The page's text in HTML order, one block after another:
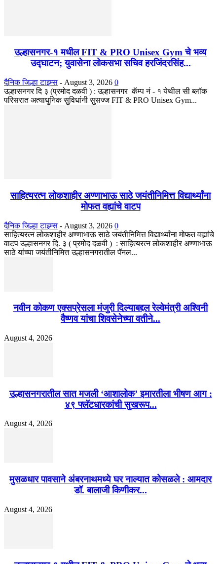
उल्हासनगर-१ मधील FIT & PRO Unisex Gym चे भव्य
उद्घाटन; युवासेना लोकसभा सचिव हरजिंदरसिंह...
दैनिक जिल्हा टाइम्स - August 3, 2026 0
उल्हासनगर दि ३ (प्रमोद दळवी ) : उल्हासनगर कॅम्प नं - १ येथील सी ब्लॉक
परिसरात अत्याधुनिक सुविधांनी सुसज्ज FIT & PRO Unisex Gym...
साहित्यरत्न लोकशाहीर अण्णाभाऊ साठे जयंतीनिमित्त विद्यार्थ्यांना
मोफत वह्यांचे वाटप
दैनिक जिल्हा टाइम्स - August 3, 2026 0
साहित्यरत्न लोकशाहीर अण्णाभाऊ साठे जयंतीनिमित्त विद्यार्थ्यांना मोफत वह्यांचे
वाटप उल्हासनगर दि. ३ ( प्रमोद दळवी ) : साहित्यरत्न लोकशाहीर अण्णाभाऊ
साठे यांच्या जयंतीनिमित्त उल्हासनगरातील पॅनल...
नवीन कोकण एक्सप्रेसला मंजुरी दिल्याबद्दल रेल्वेमंत्री अश्विनी
वैष्णव यांचा शिवसेनेच्या वतीने...
August 4, 2026
उल्हासनगरातील सात मजली ‘आशालोक’ इमारतीला भीषण आग :
४९ फ्लॅटधारकांची सुखरूप...
August 4, 2026
मुसळधार पावसाने अंबरनाथमध्ये घर नाल्यात कोसळले : आमदार
डॉ. बालाजी किणीकर...
August 4, 2026